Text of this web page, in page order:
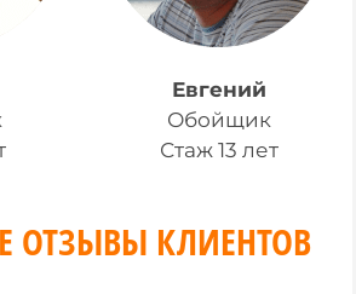
Евгений
Обойщик
Стаж 13 лет
ОТЗЫВЫ КЛИЕНТОВ